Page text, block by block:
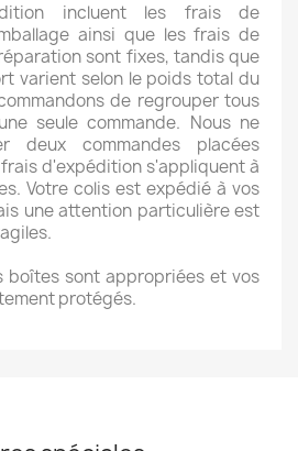
incluent les frais de
ainsi que les frais de
sont fixes, tandis que
varient selon le poids total du
de regrouper tous
seule commande. Nous ne
deux commandes placées
d'expédition s'appliquent à
Votre colis est expédié à vos
une attention particulière est
boîtes sont appropriées et vos
protégés.
d'envies ×